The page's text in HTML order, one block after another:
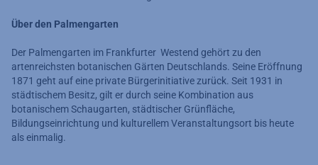
Über den Palmengarten
Der Palmengarten im Frankfurter Westend gehört zu den
artenreichsten botanischen Gärten Deutschlands. Seine Eröffnung
1871 geht auf eine private Bürgerinitiative zurück. Seit 1931 in
städtischem Besitz, gilt er durch seine Kombination aus
botanischem Schaugarten, städtischer Grünfläche,
Bildungseinrichtung und kulturellem Veranstaltungsort bis heute
als einmalig.